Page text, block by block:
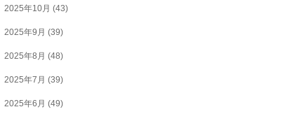
2025年10月 (43)
2025年9月 (39)
2025年8月 (48)
2025年7月 (39)
2025年6月 (49)